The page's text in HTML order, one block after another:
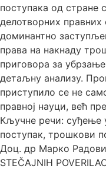
поступака од стране
делотворних
доминантно
права на накнаду
приговора за убрзање
детаљну анализу.
приступило се не
правној науци, већ
Кључне речи: суђење
поступак, трошкови
Доц. др Марко
STEČAJNIH